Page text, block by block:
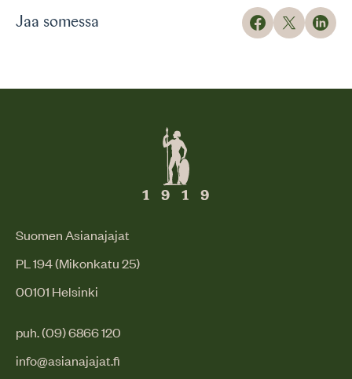
Jaa somessa
Suomen Asianajajat
PL 194 (Mikonkatu 25)
00101 Helsinki
puh. (09) 6866 120
info@asianajajat.fi